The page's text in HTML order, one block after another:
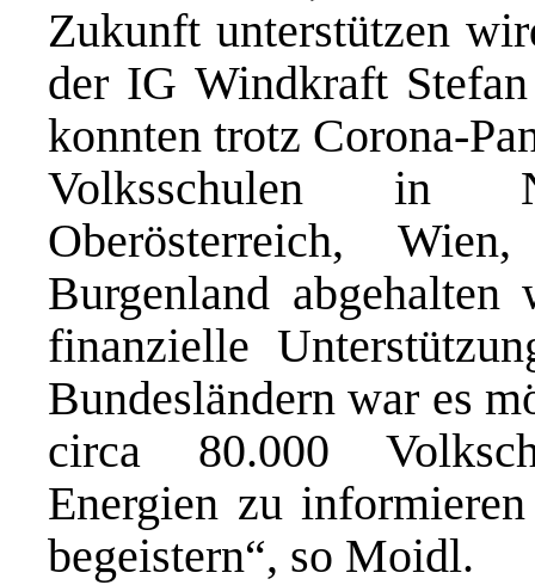
Zukunft unterstützen
der IG Windkraft
konnten trotz Corona-
Volksschulen in
Oberösterreich,
Burgenland
finanzielle
Bundesländern war es
circa 80.000
Energien zu
begeistern“, so Moidl.